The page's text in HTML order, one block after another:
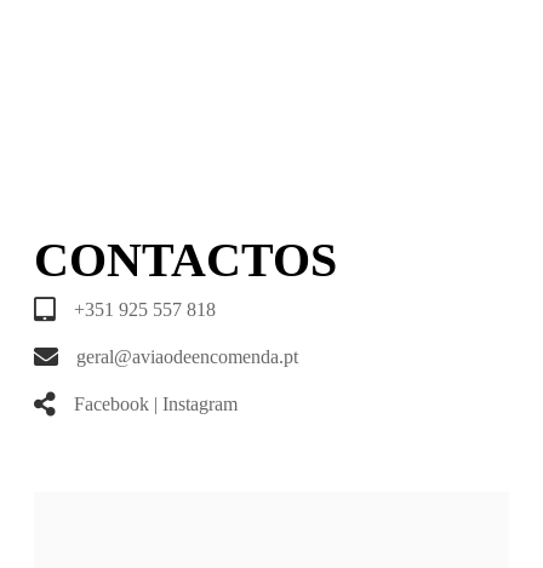
CONTACTOS
+351 925 557 818
geral@aviaodeencomenda.pt
Facebook | Instagram